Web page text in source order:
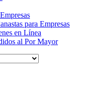
para Empresas
en Línea
al Por Mayor